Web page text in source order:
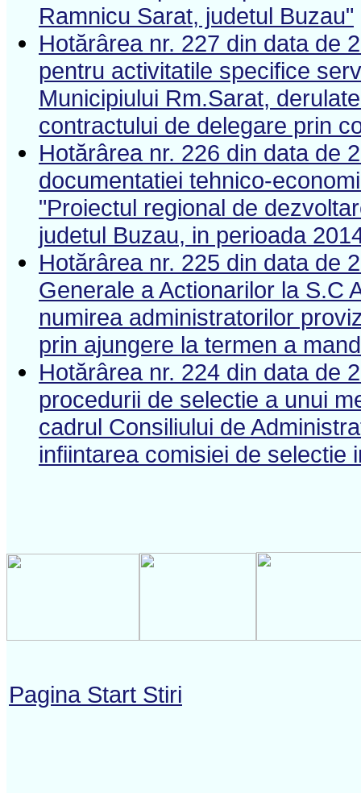
Ramnicu Sarat, judetul Buzau"
Hotărârea nr. 227 din data de
pentru activitatile specifice
Municipiului Rm.Sarat,
contractului de delegare prin
Hotărârea nr. 226 din data de
documentatiei tehnico-
"Proiectul regional de
judetul Buzau, in perioada
Hotărârea nr. 225 din data de
Generale a Actionarilor la S.C
numirea administratorilor
prin ajungere la termen a
Hotărârea nr. 224 din data de
procedurii de selectie a unui
cadrul Consiliului de
infiintarea comisiei de selectie
Pagina Start Stiri